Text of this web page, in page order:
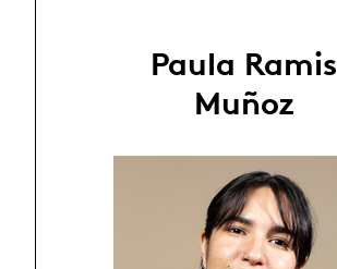
Paula Ramis
Muñoz